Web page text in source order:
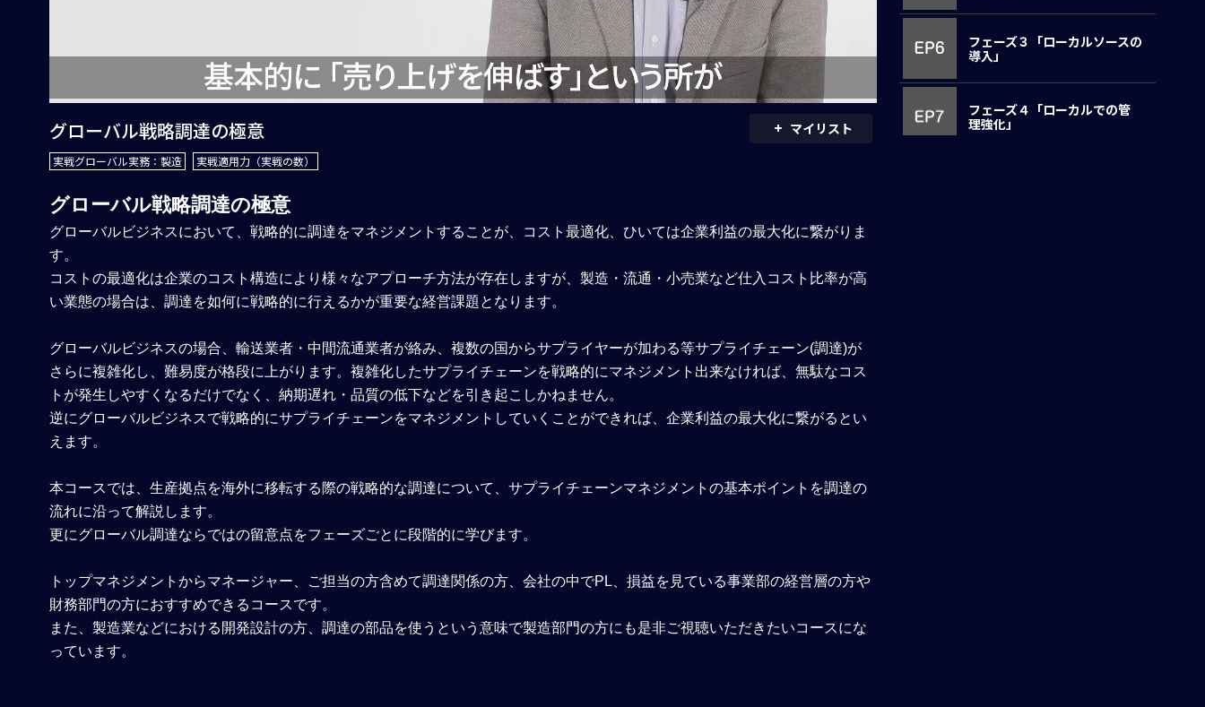
+ マイリスト
グローバル戦略調達の極意
実戦グローバル実務：製造 実戦適用力（実戦の数）
グローバル戦略調達の極意
グローバルビジネスにおいて、戦略的に調達をマネジメントすることが、コスト最適化、ひいては企業利益の最大化に繋がりま
す。
コストの最適化は企業のコスト構造により様々なアプローチ方法が存在しますが、製造・流通・小売業など仕入コスト比率が高
い業態の場合は、調達を如何に戦略的に行えるかが重要な経営課題となります。
グローバルビジネスの場合、輸送業者・中間流通業者が絡み、複数の国からサプライヤーが加わる等サプライチェーン(調達)が
さらに複雑化し、難易度が格段に上がります。複雑化したサプライチェーンを戦略的にマネジメント出来なければ、無駄なコス
トが発生しやすくなるだけでなく、納期遅れ・品質の低下などを引き起こしかねません。
逆にグローバルビジネスで戦略的にサプライチェーンをマネジメントしていくことができれば、企業利益の最大化に繋がるとい
えます。
本コースでは、生産拠点を海外に移転する際の戦略的な調達について、サプライチェーンマネジメントの基本ポイントを調達の
流れに沿って解説します。
更にグローバル調達ならではの留意点をフェーズごとに段階的に学びます。
トップマネジメントからマネージャー、ご担当の方含めて調達関係の方、会社の中でPL、損益を見ている事業部の経営層の方や
財務部門の方におすすめできるコースです。
また、製造業などにおける開発設計の方、調達の部品を使うという意味で製造部門の方にも是非ご視聴いただきたいコースにな
っています。
フェーズ３「ローカルソースの
導入」
フェーズ４「ローカルでの管
理強化」